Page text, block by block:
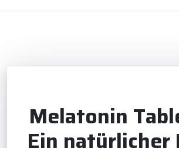
Melatonin
Ein natürlicher